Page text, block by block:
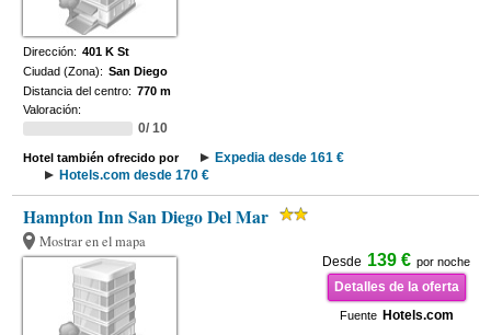
Dirección: 401 K St
Ciudad (Zona): San Diego
Distancia del centro: 770 m
Valoración:
0/ 10
Hotel también ofrecido por
Expedia desde 161 €
Hotels.com desde 170 €
Hampton Inn San Diego Del Mar
Mostrar en el mapa
Desde 139 € por noche
Detalles de la oferta
Fuente Hotels.com